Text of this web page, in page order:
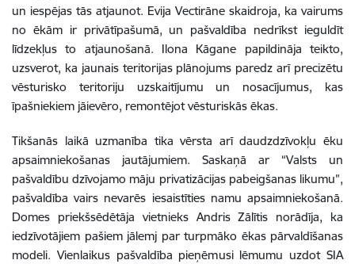
un iespējas tās atjaunot. Evija Vectirāne skaidroja, ka vairums
no ēkām ir privātīpašumā, un pašvaldība nedrīkst ieguldīt
līdzekļus to atjaunošanā. Ilona Kāgane papildināja teikto,
uzsverot, ka jaunais teritorijas plānojums paredz arī precizētu
vēsturisko teritoriju uzskaitījumu un nosacījumus, kas
īpašniekiem jāievēro, remontējot vēsturiskās ēkas.
Tikšanās laikā uzmanība tika vērsta arī daudzdzīvokļu ēku
apsaimniekošanas jautājumiem. Saskaņā ar “Valsts un
pašvaldību dzīvojamo māju privatizācijas pabeigšanas likumu”,
pašvaldība vairs nevarēs iesaistīties namu apsaimniekošanā.
Domes priekšsēdētāja vietnieks Andris Zālītis norādīja, ka
iedzīvotājiem pašiem jālemj par turpmāko ēkas pārvaldīšanas
modeli. Vienlaikus pašvaldība pieņēmusi lēmumu uzdot SIA